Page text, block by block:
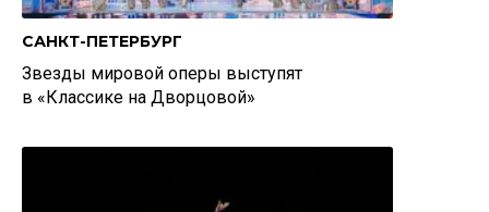
САНКТ-ПЕТЕРБУРГ
Звезды мировой оперы выступят
в «Классике на Дворцовой»